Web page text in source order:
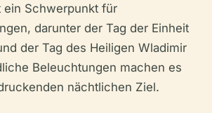
ein Schwerpunkt für
darunter der Tag der Einheit
der Tag des Heiligen Wladimir
Beleuchtungen machen es
nächtlichen Ziel.